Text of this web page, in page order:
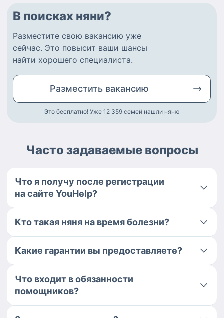
В поисках няни?
Разместите свою вакансию уже
сейчас. Это повысит ваши шансы
найти хорошего специалиста.
Разместить вакансию
Это бесплатно! Уже 12 359 семей нашли няню
Часто задаваемые вопросы
Что я получу после регистрации
на сайте YouHelp?
Кто такая няня на время болезни?
Какие гарантии вы предоставляете?
Что входит в обязанности
помощников?